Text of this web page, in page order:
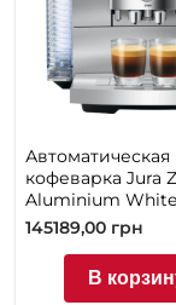
Автоматическая
кофеварка Jura
Aluminium
145189,00 грн
В